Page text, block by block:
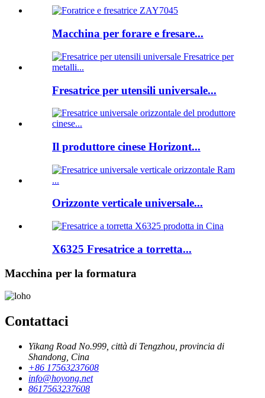
Macchina per forare e fresare...
Fresatrice per utensili universale...
Il produttore cinese Horizont...
Orizzonte verticale universale...
X6325 Fresatrice a torretta...
Macchina per la formatura
Contattaci
Yikang Road No.999, città di Tengzhou, provincia di
Shandong, Cina
+86 17563237608
info@hoyong.net
8617563237608